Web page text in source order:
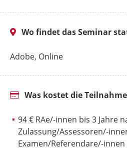
Wo findet das Seminar
Adobe, Online
Was kostet die
94 € RAe/-innen bis 3 Jahre
Zulassung/Assessoren/-
Examen/Referendare/-innen